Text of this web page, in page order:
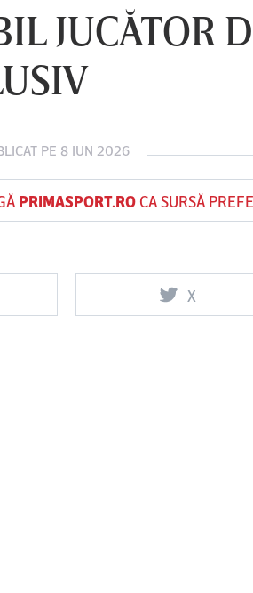
JUCĂTOR
PE 8 IUN 2026
PRIMASPORT.ROCA SURSĂ
X
Vs